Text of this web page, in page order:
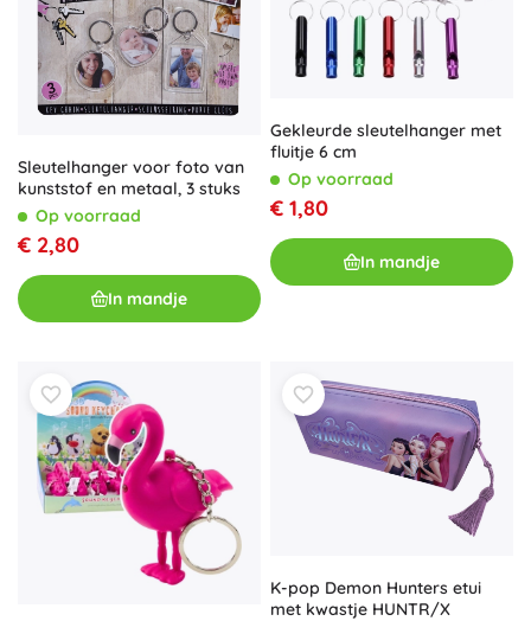
Sleutelhanger voor foto van
kunststof en metaal, 3 stuks
Op voorraad
€ 2,80
In mandje
Gekleurde sleutelhanger met
fluitje 6 cm
Op voorraad
€ 1,80
In mandje
K-pop Demon Hunters etui
met kwastje HUNTR/X